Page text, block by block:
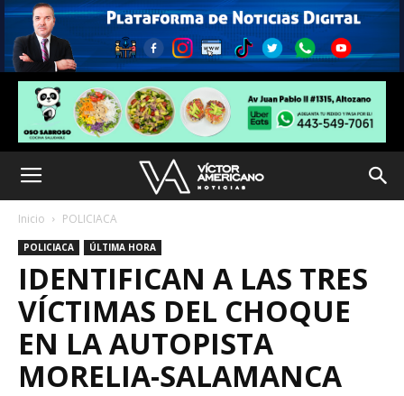
Inicio POLICIACA
POLICIACA ÚLTIMA HORA
IDENTIFICAN A LAS TRES
VÍCTIMAS DEL CHOQUE
EN LA AUTOPISTA
MORELIA-SALAMANCA